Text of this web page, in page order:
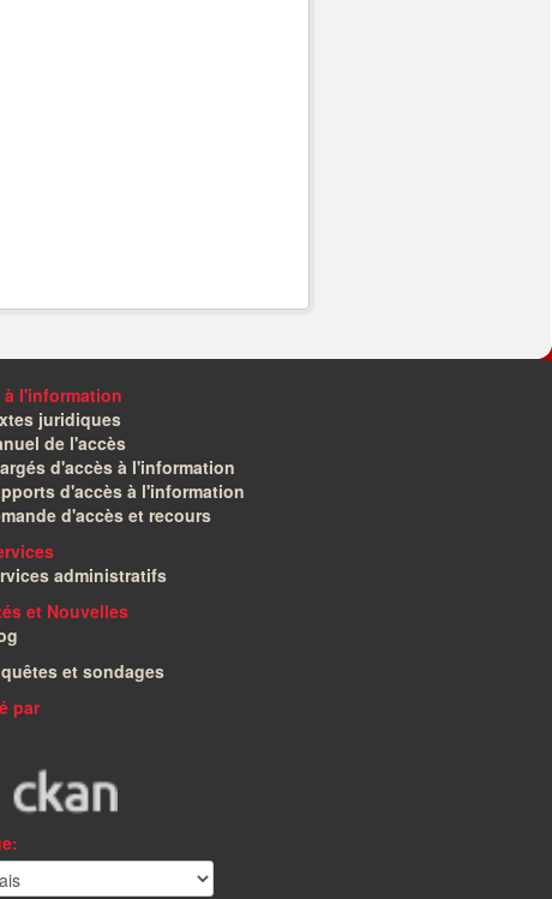
à l'information
juridiques
de l'accès
d'accès à l'information
d'accès à l'information
d'accès et recours
administratifs
et Nouvelles
et sondages
par